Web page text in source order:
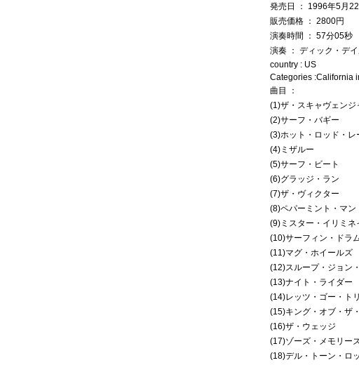
発売日 ： 1996年5月22
販売価格 ： 2800円
演奏時間 ： 57分05秒
演奏 ： ディック・デ
country : US
Categories :California
曲目 ：
(1)ザ・スキャヴェンジ
(2)サーフ・バギー
(3)ホット・ロッド・レ
(4)ミザルー
(5)サーフ・ビート
(6)グラッジ・ラン
(7)ザ・ヴィクター
(8)ペパーミント・マン
(9)ミスター・イリミネ
(10)サーフィン・ドラ
(11)マグ・ホイールズ
(12)スループ・ジョン
(13)ナイト・ライダー
(14)レッツ・ゴー・ト
(15)キング・オブ・ザ
(16)ザ・ウェッジ
(17)ゾーズ・メモリー
(18)デル・トーン・ロ